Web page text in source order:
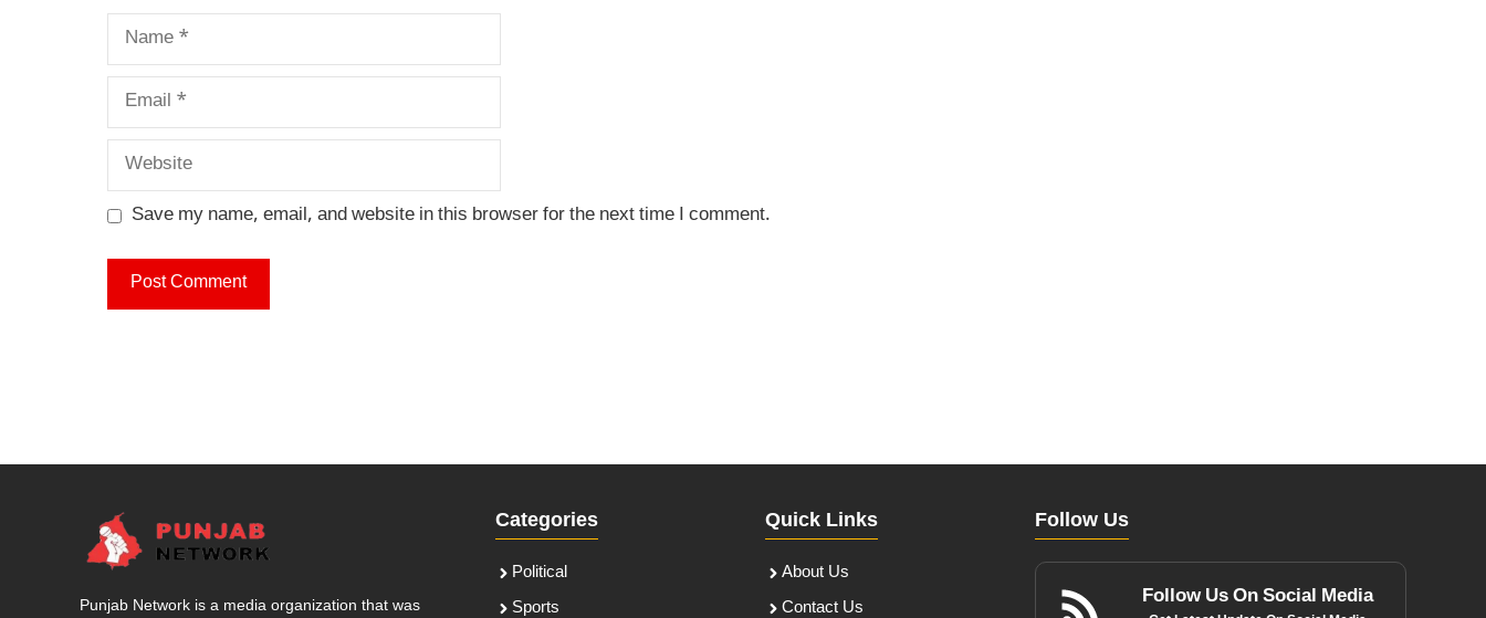
Name
Email
Website
Save my name, email, and website in this browser for the next time I comment.
Punjab Network is a media organization that was
Categories
Political
Sports
Quick Links
About Us
Contact Us
Follow Us
Follow Us On Social Media